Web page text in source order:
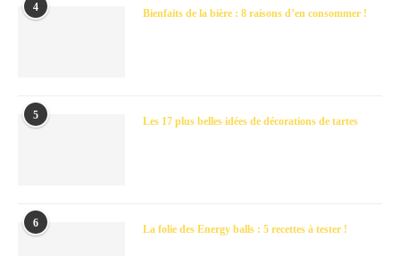
4 Bienfaits de la bière : 8 raisons d’en consommer !
5 Les 17 plus belles idées de décorations de tartes
6 La folie des Energy balls : 5 recettes à tester !